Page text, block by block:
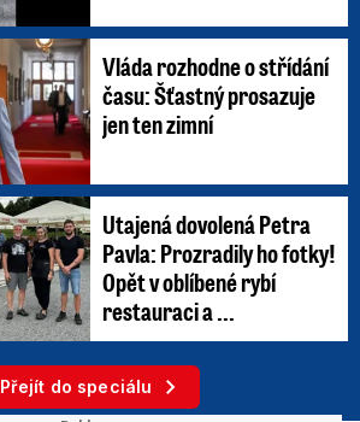
Vláda rozhodne o střídání
času: Šťastný prosazuje
jen ten zimní
Utajená dovolená Petra
Pavla: Prozradily ho fotky!
Opět v oblíbené rybí
restauraci a ...
Přejít do speciálu